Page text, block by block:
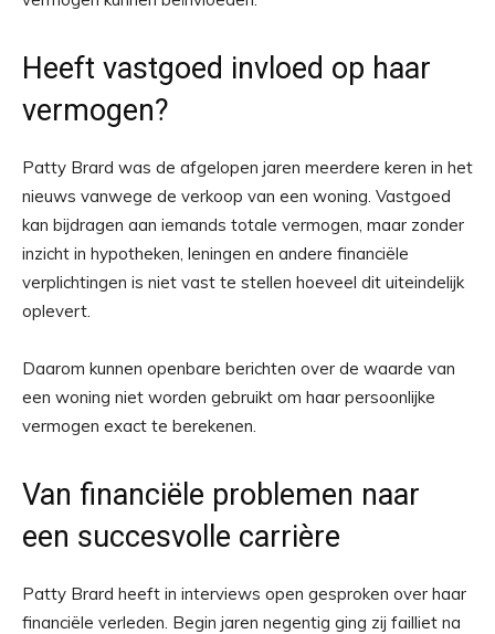
Heeft vastgoed invloed op haar
vermogen?
Patty Brard was de afgelopen jaren meerdere keren in het
nieuws vanwege de verkoop van een woning. Vastgoed
kan bijdragen aan iemands totale vermogen, maar zonder
inzicht in hypotheken, leningen en andere financiële
verplichtingen is niet vast te stellen hoeveel dit uiteindelijk
oplevert.
Daarom kunnen openbare berichten over de waarde van
een woning niet worden gebruikt om haar persoonlijke
vermogen exact te berekenen.
Van financiële problemen naar
een succesvolle carrière
Patty Brard heeft in interviews open gesproken over haar
financiële verleden. Begin jaren negentig ging zij failliet na